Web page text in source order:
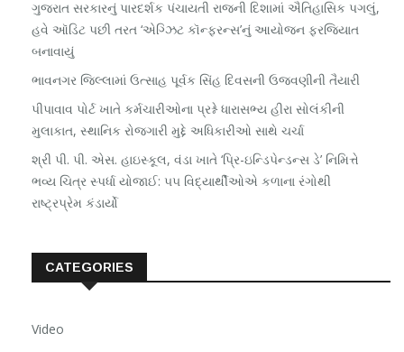
ગુજરાત સરકારનું પારદર્શક પંચાયતી રાજની દિશામાં ઐતિહાસિક પગલું,
હવે ઑડિટ પછી તરત ‘એગ્ઝિટ કૉન્ફરન્સ’નું આયોજન ફરજિયાત
બનાવાયું
ભાવનગર જિલ્લામાં ઉત્સાહ પૂર્વક સિંહ દિવસની ઉજવણીની તૈયારી
પીપાવાવ પોર્ટ ખાતે કર્મચારીઓના પ્રશ્ને ધારાસભ્ય હીરા સોલંકીની
મુલાકાત, સ્થાનિક રોજગારી મુદ્દે અધિકારીઓ સાથે ચર્ચા
શ્રી પી. પી. એસ. હાઇસ્કૂલ, વંડા ખાતે ‘પ્રિ-ઇન્ડિપેન્ડન્સ ડે’ નિમિત્તે
ભવ્ય ચિત્ર સ્પર્ધા યોજાઈ: ૫૫ વિદ્યાર્થીઓએ કળાના રંગોથી
રાષ્ટ્રપ્રેમ કંડાર્યો
CATEGORIES
Video